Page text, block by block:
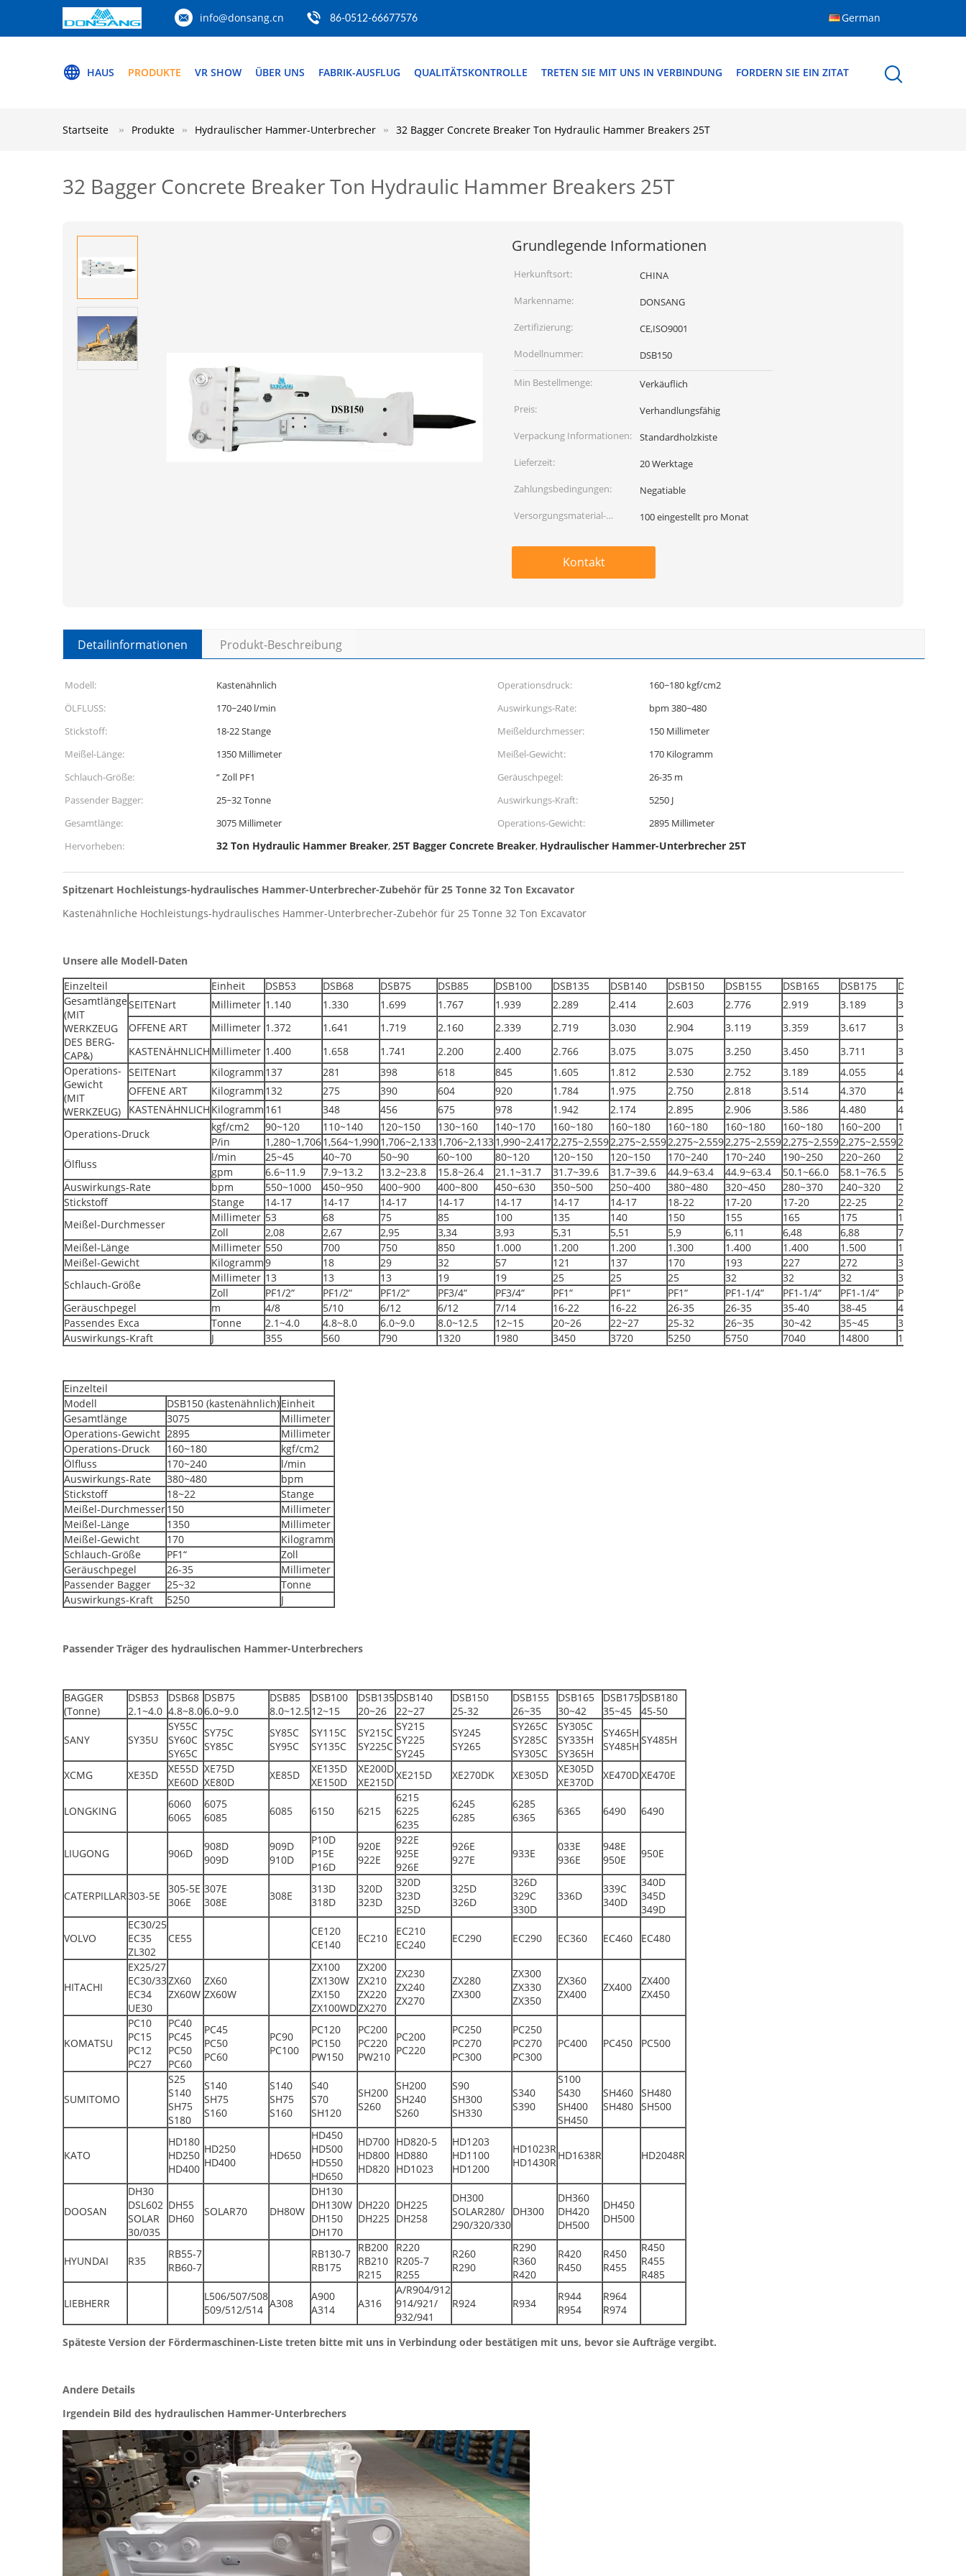
info@donsang.cn 86-0512-66677576 German
HAUS PRODUKTE VR SHOW ÜBER UNS FABRIK-AUSFLUG QUALITÄTSKONTROLLE TRETEN SIE MIT UNS IN VERBINDUNG FORDERN SIE EIN ZITAT
Startseite Produkte Hydraulischer Hammer-Unterbrecher 32 Bagger Concrete Breaker Ton Hydraulic Hammer Breakers 25T
32 Bagger Concrete Breaker Ton Hydraulic Hammer Breakers 25T
Grundlegende Informationen
Herkunftsort:
CHINA
Markenname:
DONSANG
Zertifizierung:
CE,ISO9001
Modellnummer:
DSB150
Min Bestellmenge:
Verkäuflich
Preis:
Verhandlungsfähig
Verpackung Informationen:
Standardholzkiste
Lieferzeit:
20 Werktage
Zahlungsbedingungen:
Negatiable
Versorgungsmaterial-
100 eingestellt pro Monat
Kontakt
Detailinformationen Produkt-Beschreibung
Modell: Kastenähnlich Operationsdruck:
160~180 kgf/cm2
ÖLFLUSS:
170~240 l/min Auswirkungs-Rate:
bpm 380~480
Stickstoff:
18-22 Stange Meißeldurchmesser:
150 Millimeter
Meißel-Länge:
1350 Millimeter Meißel-Gewicht:
170 Kilogramm
Schlauch-Größe:
“ Zoll PF1 Geräuschpegel:
26-35 m
Passender Bagger:
25~32 Tonne Auswirkungs-Kraft:
5250 J
Gesamtlänge:
3075 Millimeter Operations-Gewicht:
2895 Millimeter
Hervorheben:
32 Ton Hydraulic Hammer Breaker,25T Bagger Concrete Breaker, Hydraulischer Hammer-Unterbrecher 25T
Spitzenart Hochleistungs-hydraulisches Hammer-Unterbrecher-Zubehör für 25 Tonne 32 Ton Excavator
Kastenähnliche Hochleistungs-hydraulisches Hammer-Unterbrecher-Zubehör für 25 Tonne 32 Ton Excavator
Unsere alle Modell-Daten
Einzelteil
Einheit DSB53 DSB68 DSB75 DSB85 DSB100 DSB135 DSB140 DSB150 DSB155 DSB165 DSB175
DSB180
Gesamtlänge
(MIT
WERKZEUG
DES BERG-
CAP&)
SEITENart Millimeter 1.140 1.330 1.699 1.767 1.939 2.289 2.414 2.603 2.776 2.919 3.189
3.253
OFFENE ART
Millimeter 1.372 1.641 1.719 2.160 2.339 2.719 3.030 2.904 3.119 3.359 3.617
3.753
KASTENÄHNLICH Millimeter 1.400 1.658 1.741 2.200 2.400 2.766 3.075 3.075 3.250 3.450 3.711
3.760
Operations-
Gewicht
(MIT
WERKZEUG)
SEITENart Kilogramm 137 281 398 618 845 1.605 1.812 2.530 2.752 3.189 4.055
4.586
OFFENE ART
Kilogramm 132 275 390 604 920 1.784 1.975 2.750 2.818 3.514 4.370
4.600
KASTENÄHNLICH Kilogramm 161 348 456 675 978 1.942 2.174 2.895 2.906 3.586 4.480
4.658
Operations-Druck
kgf/cm2 90~120 110~140 120~150 130~160 140~170 160~180 160~180 160~180 160~180 160~180 160~200
180~220
P/in
1,280~1,7061,564~1,9901,706~2,1331,706~2,1331,990~2,4172,275~2,5592,275~2,5592,275~2,5592,275~2,5592,275~2,5592,275~2,5592,559~3,128
Ölfluss
l/min 25~45 40~70 50~90 60~100 80~120 120~150 120~150 170~240 170~240 190~250 220~260
220~260
gpm
6.6~11.9 7.9~13.2 13.2~23.8 15.8~26.4 21.1~31.7 31.7~39.6 31.7~39.6 44.9~63.4 44.9~63.4 50.1~66.0 58.1~76.5
58.1~76.5
Auswirkungs-Rate
bpm 550~1000 450~950 400~900 400~800 450~630 350~500 250~400 380~480 320~450 280~370 240~320
210~300
Stickstoff
Stange 14-17 14-17 14-17 14-17 14-17 14-17 14-17 18-22 17-20 17-20 22-25
22-25
Meißel-Durchmesser
Millimeter 53 68 75 85 100 135 140 150 155 165 175
185
Zoll
2,08 2,67 2,95 3,34 3,93 5,31 5,51 5,9 6,11 6,48 6,88
7,27
Meißel-Länge
Millimeter 550 700 750 850 1.000 1.200 1.200 1.300 1.400 1.400 1.500
1.600
Meißel-Gewicht
Kilogramm9 18 29 32 57 121 137 170 193 227 272
320
Schlauch-Größe
Millimeter 13 13 13 19 19 25 25 25 32 32 32
32
Zoll
PF1/2“ PF1/2“ PF1/2“ PF3/4“ PF3/4“ PF1“ PF1“ PF1“ PF1-1/4“ PF1-1/4“ PF1-1/4“
PF1-1/4“
Geräuschpegel
m 4/8 5/10 6/12 6/12 7/14 16-22 16-22 26-35 26-35 35-40 38-45
42-48
Passendes Exca
Tonne 2.1~4.0 4.8~8.0 6.0~9.0 8.0~12.5 12~15 20~26 22~27 25-32 26~35 30~42 35~45
36~45
Auswirkungs-Kraft
J 355 560 790 1320 1980 3450 3720 5250 5750 7040 14800 17550
Einzelteil
Modell
DSB150 (kastenähnlich)Einheit
Gesamtlänge
3075
Millimeter
Operations-Gewicht 2895
Millimeter
Operations-Druck
160~180
kgf/cm2
Ölfluss
170~240
l/min
Auswirkungs-Rate
380~480
bpm
Stickstoff
18~22
Stange
Meißel-Durchmesser150
Millimeter
Meißel-Länge
1350
Millimeter
Meißel-Gewicht
170
Kilogramm
Schlauch-Größe
PF1“
Zoll
Geräuschpegel
26-35
Millimeter
Passender Bagger
25~32
Tonne
Auswirkungs-Kraft
5250 J
Passender Träger des hydraulischen Hammer-Unterbrechers
BAGGER
(Tonne)
DSB53
2.1~4.0
DSB68
4.8~8.0
DSB75
6.0~9.0
DSB85
8.0~12.5
DSB100
12~15
DSB135
20~26
DSB140
22~27
DSB150
25-32
DSB155
26~35
DSB165
30~42
DSB175
35~45
DSB180
45-50
SANY SY35U
SY55C
SY60C
SY65C
SY75C
SY85C
SY85C
SY95C
SY115C
SY135C
SY215C
SY225C
SY215
SY225
SY245
SY245
SY265
SY265C
SY285C
SY305C
SY305C
SY335H
SY365H
SY465H
SY485H SY485H
XCMG XE35D
XE55D
XE60D
XE75D
XE80D
XE85D
XE135D
XE150D
XE200D
XE215D
XE215D XE270DK XE305D
XE305D
XE370D
XE470DXE470E
LONGKING
6060
6065
6075
6085
6085 6150 6215
6215
6225
6235
6245
6285
6285
6365
6365 6490 6490
LIUGONG 906D
908D
909D
909D
910D
P10D
P15E
P16D
920E
922E
922E
925E
926E
926E
927E
933E
033E
936E
948E
950E
950E
CATERPILLAR303-5E
305-5E
306E
307E
308E
308E
313D
318D
320D
323D
320D
323D
325D
325D
326D
326D
329C
330D
336D
339C
340D
340D
345D
349D
VOLVO
EC30/25
EC35
ZL302
CE55
CE120
CE140
EC210
EC210
EC240
EC290 EC290 EC360 EC460 EC480
HITACHI
EX25/27
EC30/33
EC34
UE30
ZX60
ZX60W
ZX60
ZX60W
ZX100
ZX130W
ZX150
ZX100WD
ZX200
ZX210
ZX220
ZX270
ZX230
ZX240
ZX270
ZX280
ZX300
ZX300
ZX330
ZX350
ZX360
ZX400
ZX400
ZX400
ZX450
KOMATSU
PC10
PC15
PC12
PC27
PC40
PC45
PC50
PC60
PC45
PC50
PC60
PC90
PC100
PC120
PC150
PW150
PC200
PC220
PW210
PC200
PC220
PC250
PC270
PC300
PC250
PC270
PC300
PC400 PC450 PC500
SUMITOMO
S25
S140
SH75
S180
S140
SH75
S160
S140
SH75
S160
S40
S70
SH120
SH200
S260
SH200
SH240
S260
S90
SH300
SH330
S340
S390
S100
S430
SH400
SH450
SH460
SH480
SH480
SH500
KATO
HD180
HD250
HD400
HD250
HD400
HD650
HD450
HD500
HD550
HD650
HD700
HD800
HD820
HD820-5
HD880
HD1023
HD1203
HD1100
HD1200
HD1023R
HD1430R
HD1638R HD2048R
DOOSAN
DH30
DSL602
SOLAR
30/035
DH55
DH60
SOLAR70 DH80W
DH130
DH130W
DH150
DH170
DH220
DH225
DH225
DH258
DH300
SOLAR280/
290/320/330
DH300
DH360
DH420
DH500
DH450
DH500
HYUNDAI R35
RB55-7
RB60-7
RB130-7
RB175
RB200
RB210
R215
R220
R205-7
R255
R260
R290
R290
R360
R420
R420
R450
R450
R455
R450
R455
R485
LIEBHERR
L506/507/508
509/512/514 A308
A900
A314
A316
A/R904/912
914/921/
932/941
R924 R934
R944
R954
R964
R974
Späteste Version der Fördermaschinen-Liste treten bitte mit uns in Verbindung oder bestätigen mit uns, bevor sie Aufträge vergibt.
Andere Details
Irgendein Bild des hydraulischen Hammer-Unterbrechers